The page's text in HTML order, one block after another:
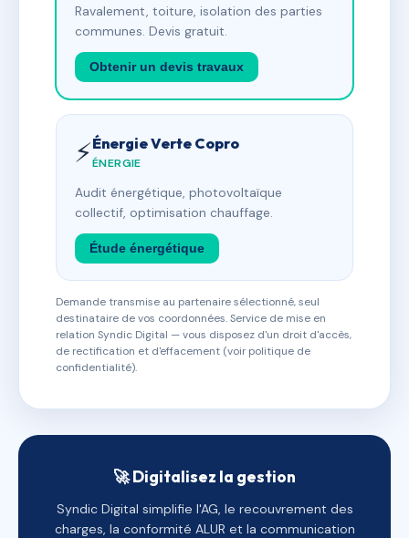
Ravalement, toiture, isolation des parties
communes. Devis gratuit.
Obtenir un devis travaux
⚡Énergie Verte Copro
ÉNERGIE
Audit énergétique, photovoltaïque
collectif, optimisation chauffage.
Étude énergétique
Demande transmise au partenaire sélectionné, seul
destinataire de vos coordonnées. Service de mise en
relation Syndic Digital — vous disposez d'un droit d'accès,
de rectification et d'effacement (voir politique de
confidentialité).
🚀 Digitalisez la gestion
Syndic Digital simplifie l'AG, le recouvrement des
charges, la conformité ALUR et la communication